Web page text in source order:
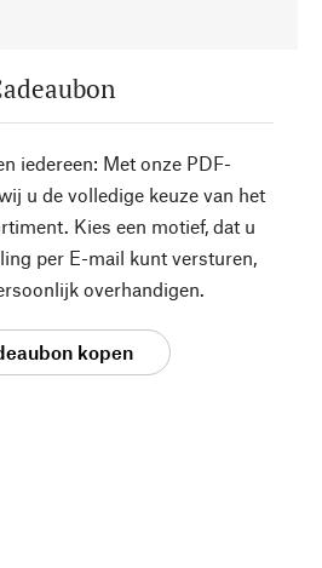
iedereen: Met onze PDF-
u de volledige keuze van het
Kies een motief, dat u
per E-mail kunt versturen,
overhandigen.
kopen